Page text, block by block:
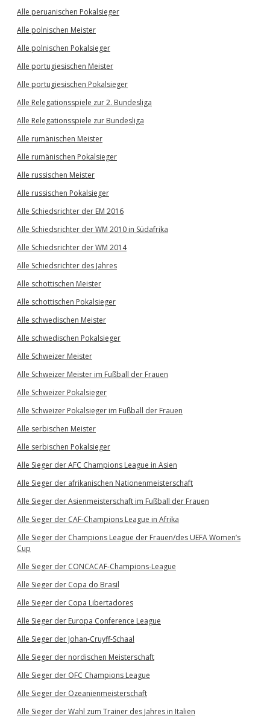
Alle peruanischen Pokalsieger
Alle polnischen Meister
Alle polnischen Pokalsieger
Alle portugiesischen Meister
Alle portugiesischen Pokalsieger
Alle Relegationsspiele zur 2. Bundesliga
Alle Relegationsspiele zur Bundesliga
Alle rumänischen Meister
Alle rumänischen Pokalsieger
Alle russischen Meister
Alle russischen Pokalsieger
Alle Schiedsrichter der EM 2016
Alle Schiedsrichter der WM 2010 in Südafrika
Alle Schiedsrichter der WM 2014
Alle Schiedsrichter des Jahres
Alle schottischen Meister
Alle schottischen Pokalsieger
Alle schwedischen Meister
Alle schwedischen Pokalsieger
Alle Schweizer Meister
Alle Schweizer Meister im Fußball der Frauen
Alle Schweizer Pokalsieger
Alle Schweizer Pokalsieger im Fußball der Frauen
Alle serbischen Meister
Alle serbischen Pokalsieger
Alle Sieger der AFC Champions League in Asien
Alle Sieger der afrikanischen Nationenmeisterschaft
Alle Sieger der Asienmeisterschaft im Fußball der Frauen
Alle Sieger der CAF-Champions League in Afrika
Alle Sieger der Champions League der Frauen/des UEFA Women’s
Cup
Alle Sieger der CONCACAF-Champions-League
Alle Sieger der Copa do Brasil
Alle Sieger der Copa Libertadores
Alle Sieger der Europa Conference League
Alle Sieger der Johan-Cruyff-Schaal
Alle Sieger der nordischen Meisterschaft
Alle Sieger der OFC Champions League
Alle Sieger der Ozeanienmeisterschaft
Alle Sieger der Wahl zum Trainer des Jahres in Italien